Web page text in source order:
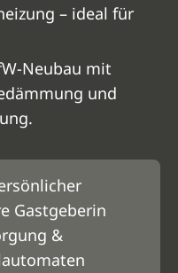
– ideal für
Neubau mit
und
Gastgeberin
&